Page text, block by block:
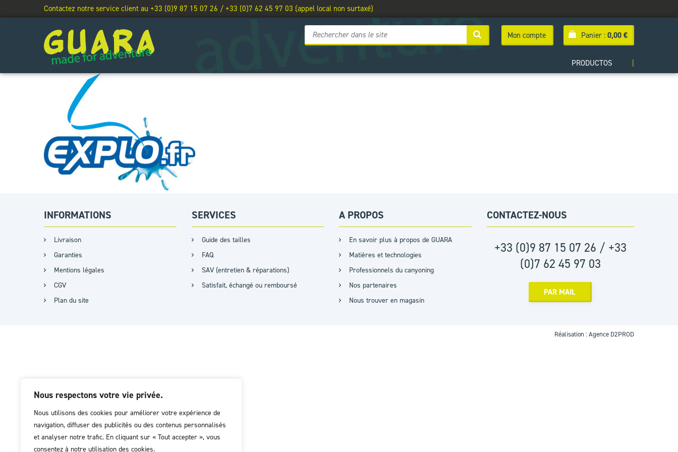
Nous respectons votre vie privée.
Nous utilisons des cookies pour améliorer votre expérience de
navigation, diffuser des publicités ou des contenus personnalisés
et analyser notre trafic. En cliquant sur « Tout accepter », vous
consentez à notre utilisation des cookies.
Contactez notre service client au +33 (0)9 87 15 07 26 / +33 (0)7 62 45 97 03 (appel local non surtaxé)
Panier : 0,00 €
Mon compte
PRODUCTOS
INFORMATIONS
Livraison
Garanties
Mentions légales
CGV
Plan du site
SERVICES
Guide des tailles
FAQ
SAV (entretien & réparations)
Satisfait, échangé ou remboursé
A PROPOS
En savoir plus à propos de GUARA
Matières et technologies
Professionnels du canyoning
Nos partenaires
Nous trouver en magasin
CONTACTEZ-NOUS
+33 (0)9 87 15 07 26 / +33
(0)7 62 45 97 03
PAR MAIL
Réalisation : Agence D2PROD